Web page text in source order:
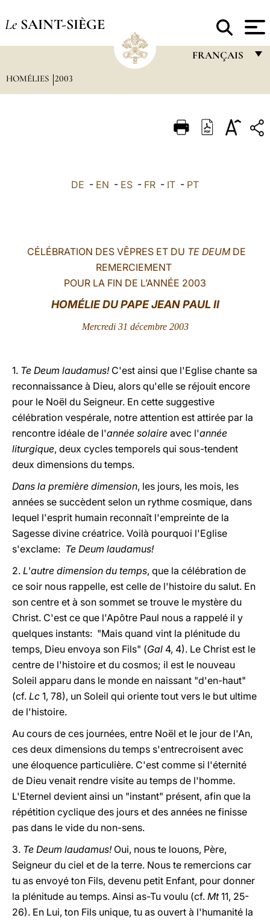
Le SAINT-SIÈGE
FRANÇAIS
ITALIANO
LATINE
HOMÉLIES 2003
DE - EN - ES - FR - IT - PT
CÉLÉBRATION DES VÊPRES ET DU TE DEUMDE
REMERCIEMENT
POUR LA FIN DE L’ANNÉE 2003
HOMÉLIE DU PAPE JEAN PAUL II
Mercredi 31 décembre 2003
1. Te Deum laudamus! C'est ainsi que l'Eglise chante sa
reconnaissance à Dieu, alors qu'elle se réjouit encore
pour le Noël du Seigneur. En cette suggestive
célébration vespérale, notre attention est attirée par la
rencontre idéale de l'année solaire avec l'année
liturgique, deux cycles temporels qui sous-tendent
deux dimensions du temps.
Dans la première dimension, les jours, les mois, les
années se succèdent selon un rythme cosmique, dans
lequel l'esprit humain reconnaît l'empreinte de la
Sagesse divine créatrice. Voilà pourquoi l'Eglise
s'exclame: Te Deum laudamus!
2. L'autre dimension du temps, que la célébration de
ce soir nous rappelle, est celle de l'histoire du salut. En
son centre et à son sommet se trouve le mystère du
Christ. C'est ce que l'Apôtre Paul nous a rappelé il y
quelques instants: "Mais quand vint la plénitude du
temps, Dieu envoya son Fils" (Gal 4, 4). Le Christ est le
centre de l'histoire et du cosmos; il est le nouveau
Soleil apparu dans le monde en naissant "d'en-haut"
(cf. Lc 1, 78), un Soleil qui oriente tout vers le but ultime
de l'histoire.
Au cours de ces journées, entre Noël et le jour de l'An,
ces deux dimensions du temps s'entrecroisent avec
une éloquence particulière. C'est comme si l'éternité
de Dieu venait rendre visite au temps de l'homme.
L'Eternel devient ainsi un "instant" présent, afin que la
répétition cyclique des jours et des années ne finisse
pas dans le vide du non-sens.
3. Te Deum laudamus!Oui, nous te louons, Père,
Seigneur du ciel et de la terre. Nous te remercions car
tu as envoyé ton Fils, devenu petit Enfant, pour donner
la plénitude au temps. Ainsi as-Tu voulu (cf. Mt11, 25-
26). En Lui, ton Fils unique, tu as ouvert à l'humanité la